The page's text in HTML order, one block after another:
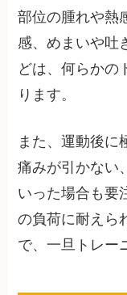
部位の腫れや熱
感、めまいや吐
どは、何らかの
ります。
また、運動後に
痛みが引かない
いった場合も要
の負荷に耐えら
で、一旦トレー